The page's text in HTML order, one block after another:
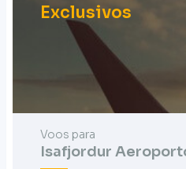
Exclusivos
Voos para
Isafjordur